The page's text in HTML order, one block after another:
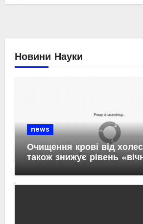
Новини Науки
news
Очищення крові від
також знижує рівень